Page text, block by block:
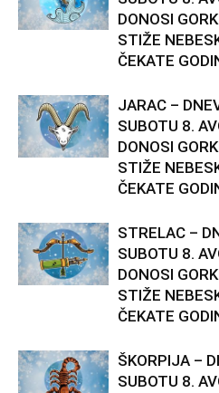
DONOSI
STIŽE
ČEKATE
JARAC –
SUBOTU 8.
DONOSI
STIŽE
ČEKATE
STRELAC –
SUBOTU 8.
DONOSI
STIŽE
ČEKATE
ŠKORPIJA –
SUBOTU 8.